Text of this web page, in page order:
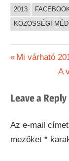
2013
KÖZÖSSÉGI
Previous
Mi várható
A
Leave a Reply
Az e-mail
mezőket*